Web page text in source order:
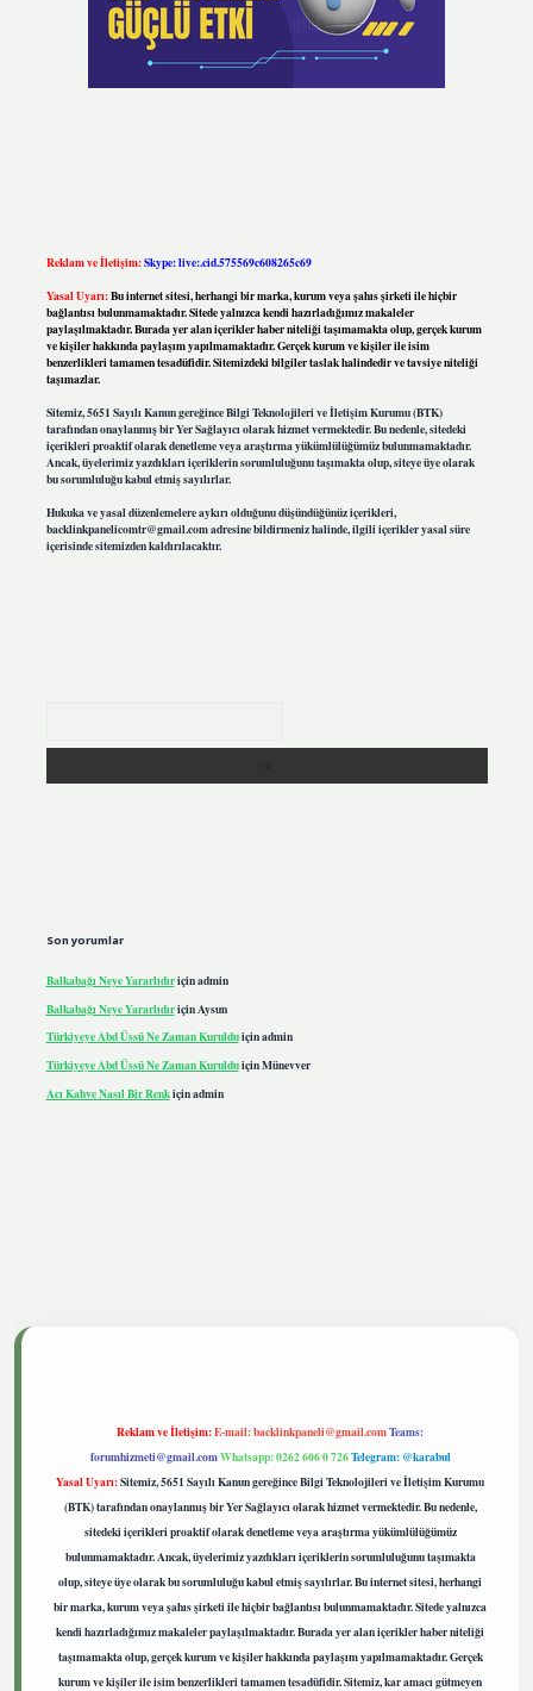
Reklam ve İletişim:Skype: live:.cid.575569c608265c69
Yasal Uyarı:Bu internet sitesi, herhangi bir marka, kurum veya şahıs şirketi ile hiçbir
bağlantısı bulunmamaktadır. Sitede yalnızca kendi hazırladığımız makaleler
paylaşılmaktadır. Burada yer alan içerikler haber niteliği taşımamakta olup, gerçek kurum
ve kişiler hakkında paylaşım yapılmamaktadır. Gerçek kurum ve kişiler ile isim
benzerlikleri tamamen tesadüfidir. Sitemizdeki bilgiler taslak halindedir ve tavsiye niteliği
taşımazlar.
Sitemiz, 5651 Sayılı Kanun gereğince Bilgi Teknolojileri ve İletişim Kurumu (BTK)
tarafından onaylanmış bir Yer Sağlayıcı olarak hizmet vermektedir. Bu nedenle, sitedeki
içerikleri proaktif olarak denetleme veya araştırma yükümlülüğümüz bulunmamaktadır.
Ancak, üyelerimiz yazdıkları içeriklerin sorumluluğunu taşımakta olup, siteye üye olarak
bu sorumluluğu kabul etmiş sayılırlar.
Hukuka ve yasal düzenlemelere aykırı olduğunu düşündüğünüz içerikleri,
backlinkpanelicomtr@gmail.comadresine bildirmeniz halinde, ilgili içerikler yasal süre
içerisinde sitemizden kaldırılacaktır.
Son yorumlar
Balkabağı Neye Yararlıdıriçinadmin
Balkabağı Neye Yararlıdıriçin Aysun
Türkiyeye Abd Üssü Ne Zaman Kurulduiçinadmin
Türkiyeye Abd Üssü Ne Zaman KurulduiçinMünevver
Acı Kahve Nasıl Bir Renkiçinadmin
Reklam ve İletişim:E-mail:backlinkpaneli@gmail.comTeams:
forumhizmeti@gmail.comWhatsapp: 0262 606 0 726Telegram: @karabul
Yasal Uyarı:Sitemiz, 5651 Sayılı Kanun gereğince Bilgi Teknolojileri ve İletişim Kurumu
(BTK) tarafından onaylanmış bir Yer Sağlayıcı olarak hizmet vermektedir. Bu nedenle,
sitedeki içerikleri proaktif olarak denetleme veya araştırma yükümlülüğümüz
bulunmamaktadır. Ancak, üyelerimiz yazdıkları içeriklerin sorumluluğunu taşımakta
olup, siteye üye olarak bu sorumluluğu kabul etmiş sayılırlar. Bu internet sitesi, herhangi
bir marka, kurum veya şahıs şirketi ile hiçbir bağlantısı bulunmamaktadır. Sitede yalnızca
kendi hazırladığımız makaleler paylaşılmaktadır. Burada yer alan içerikler haber niteliği
taşımamakta olup, gerçek kurum ve kişiler hakkında paylaşım yapılmamaktadır. Gerçek
kurum ve kişiler ile isim benzerlikleri tamamen tesadüfidir. Sitemiz, kar amacı gütmeyen